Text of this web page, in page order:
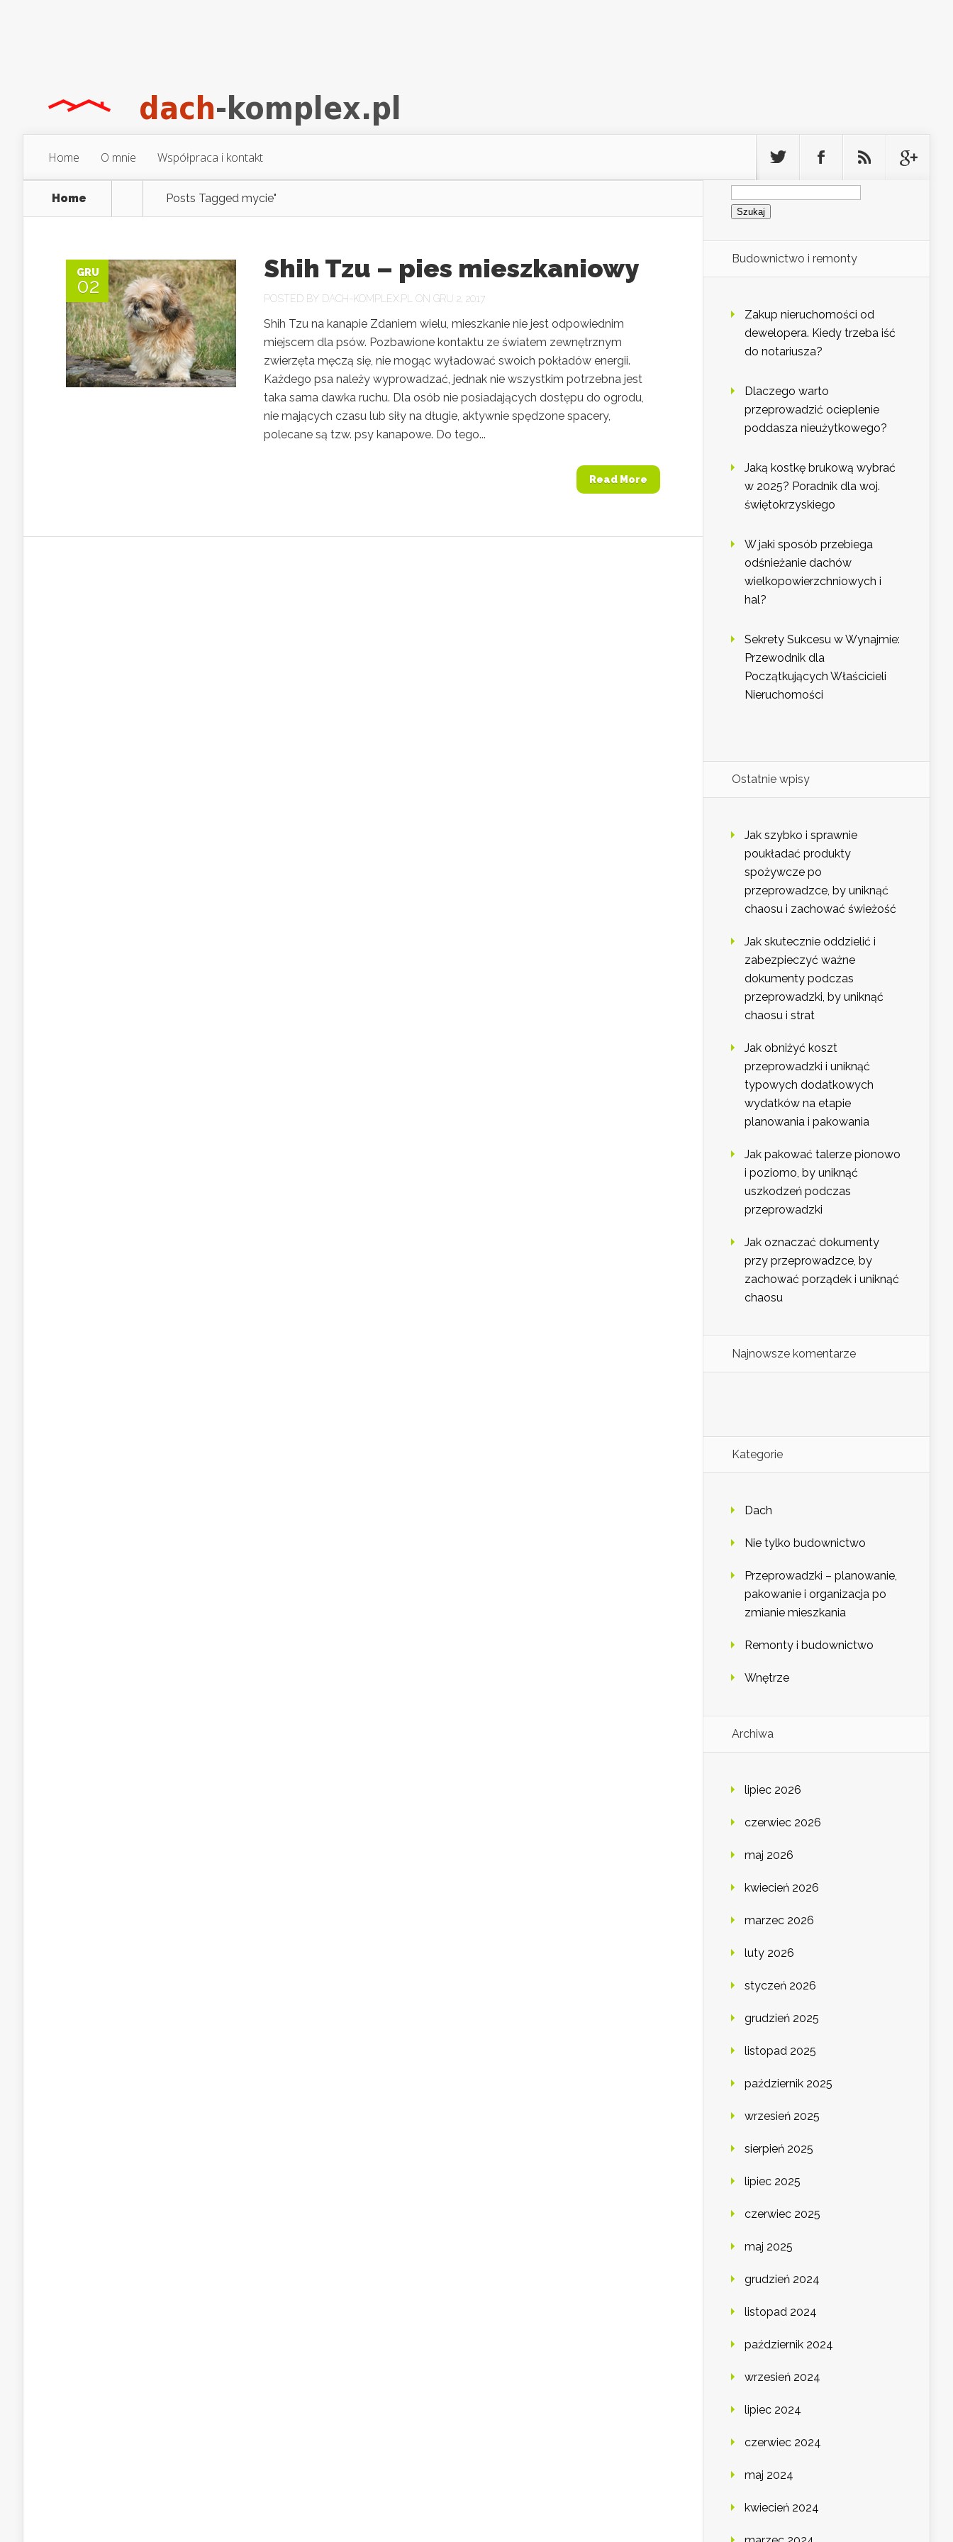
Home O mnie Współpraca i kontakt
Home Posts Tagged mycie"
GRU
02
Shih Tzu – pies mieszkaniowy
POSTED BY DACH-KOMPLEX.PL ON GRU 2, 2017
Shih Tzu na kanapie Zdaniem wielu, mieszkanie nie jest odpowiednim
miejscem dla psów. Pozbawione kontaktu ze światem zewnętrznym
zwierzęta męczą się, nie mogąc wyładować swoich pokładów energii.
Każdego psa należy wyprowadzać, jednak nie wszystkim potrzebna jest
taka sama dawka ruchu. Dla osób nie posiadających dostępu do ogrodu,
nie mających czasu lub siły na długie, aktywnie spędzone spacery,
polecane są tzw. psy kanapowe. Do tego...
Read More
Szukaj:
Budownictwo i remonty
Zakup nieruchomości od
dewelopera. Kiedy trzeba iść
do notariusza?
Dlaczego warto
przeprowadzić ocieplenie
poddasza nieużytkowego?
Jaką kostkę brukową wybrać
w 2025? Poradnik dla woj.
świętokrzyskiego
W jaki sposób przebiega
odśnieżanie dachów
wielkopowierzchniowych i
hal?
Sekrety Sukcesu w Wynajmie:
Przewodnik dla
Początkujących Właścicieli
Nieruchomości
Ostatnie wpisy
Jak szybko i sprawnie
poukładać produkty
spożywcze po
przeprowadzce, by uniknąć
chaosu i zachować świeżość
Jak skutecznie oddzielić i
zabezpieczyć ważne
dokumenty podczas
przeprowadzki, by uniknąć
chaosu i strat
Jak obniżyć koszt
przeprowadzki i uniknąć
typowych dodatkowych
wydatków na etapie
planowania i pakowania
Jak pakować talerze pionowo
i poziomo, by uniknąć
uszkodzeń podczas
przeprowadzki
Jak oznaczać dokumenty
przy przeprowadzce, by
zachować porządek i uniknąć
chaosu
Najnowsze komentarze
Kategorie
Dach
Nie tylko budownictwo
Przeprowadzki – planowanie,
pakowanie i organizacja po
zmianie mieszkania
Remonty i budownictwo
Wnętrze
Archiwa
lipiec 2026
czerwiec 2026
maj 2026
kwiecień 2026
marzec 2026
luty 2026
styczeń 2026
grudzień 2025
listopad 2025
październik 2025
wrzesień 2025
sierpień 2025
lipiec 2025
czerwiec 2025
maj 2025
grudzień 2024
listopad 2024
październik 2024
wrzesień 2024
lipiec 2024
czerwiec 2024
maj 2024
kwiecień 2024